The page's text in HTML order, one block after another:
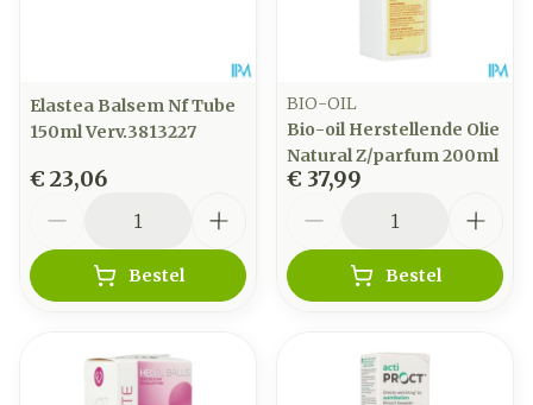
Elastea Balsem Nf Tube
150ml Verv.3813227
€ 23,06
Bestel
BIO-OIL
Bio-oil Herstellende Olie
Natural Z/parfum 200ml
€ 37,99
Bestel